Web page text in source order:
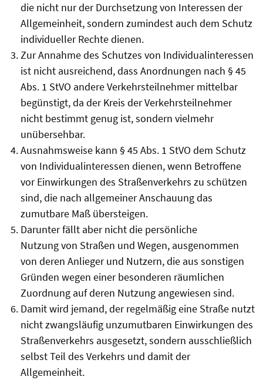
die nicht nur der Durchsetzung von Interessen der
Allgemeinheit, sondern zumindest auch dem Schutz
individueller Rechte dienen.
Zur Annahme des Schutzes von Individualinteressen
ist nicht ausreichend, dass Anordnungen nach § 45
Abs. 1 StVO andere Verkehrsteilnehmer mittelbar
begünstigt, da der Kreis der Verkehrsteilnehmer
nicht bestimmt genug ist, sondern vielmehr
unübersehbar.
Ausnahmsweise kann § 45 Abs. 1 StVO dem Schutz
von Individualinteressen dienen, wenn Betroffene
vor Einwirkungen des Straßenverkehrs zu schützen
sind, die nach allgemeiner Anschauung das
zumutbare Maß übersteigen.
Darunter fällt aber nicht die persönliche
Nutzung von Straßen und Wegen, ausgenommen
von deren Anlieger und Nutzern, die aus sonstigen
Gründen wegen einer besonderen räumlichen
Zuordnung auf deren Nutzung angewiesen sind.
Damit wird jemand, der regelmäßig eine Straße nutzt
nicht zwangsläufig unzumutbaren Einwirkungen des
Straßenverkehrs ausgesetzt, sondern ausschließlich
selbst Teil des Verkehrs und damit der
Allgemeinheit.